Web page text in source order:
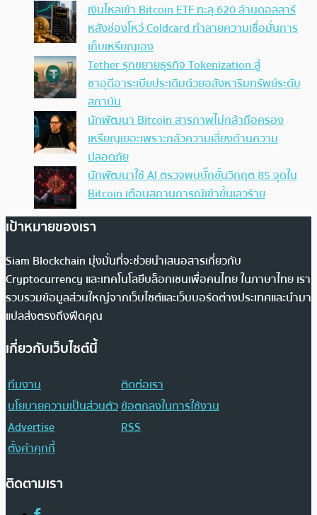
เงินไหลเข้า Bitcoin ETF ทะลุ 620 ล้านดอลลาร์
หลังช่องโหว่ Coldcard ทำลายความเชื่อมั่นการ
เก็บเหรียญเอง
Tether รุกขยายธุรกิจ Tokenization สู่
ซาอุดีอาระเบียประเดิมด้วยอสังหาริมทรัพย์ระดับ
สถาบัน
นักพัฒนา Bitcoin สารภาพไม่กล้าถือครอง
เหรียญเยอะเพราะกลัวความเสี่ยงด้านความ
ปลอดภัย
นักพัฒนาใช้ AI ตรวจพบบั๊กขั้นวิกฤต 85 จุดใน
Bitcoin เตือนสถานการณ์เข้าขั้นเลวร้าย
เป้าหมายของเรา
Siam Blockchain มุ่งมั่นที่จะช่วยนำเสนอสารเกี่ยวกับ
Cryptocurrency และเทคโนโลยีบล็อกเชนเพื่อคนไทย ในภาษาไทย เรา
รวบรวมข้อมูลส่วนใหญ่จากเว็บไซต์และเว็บบอร์ดต่างประเทศและนำมา
แปลส่งตรงถึงฟีดคุณ
เกี่ยวกับเว็บไซต์นี้
ทีมงาน
ติดต่อเรา
นโยบายความเป็นส่วนตัวข้อตกลงในการใช้งาน
Advertise
RSS
ตั้งค่าคุกกี้
ติดตามเรา